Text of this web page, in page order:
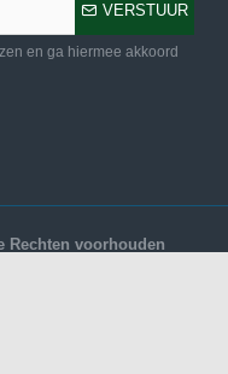
VERSTUUR
en ga hiermee akkoord
Rechten voorhouden